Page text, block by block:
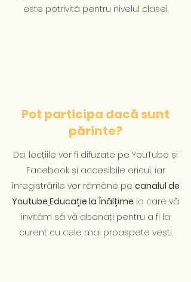
este potrivită pentru nivelul clasei.
Pot participa dacă sunt
părinte?
Da, lecțiile vor fi difuzate pe YouTube și
Facebook și accesibile oricui, iar
înregistrările vor rămâne pe canalul de
Youtube Educație la Înălțime la care vă
invităm să vă abonați pentru a fi la
curent cu cele mai proaspete vești.